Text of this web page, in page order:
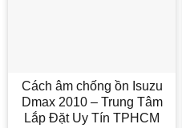
Cách âm chống ồn Isuzu
Dmax 2010 – Trung Tâm
Lắp Đặt Uy Tín TPHCM